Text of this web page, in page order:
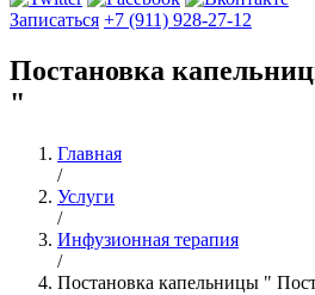
Записаться +7 (911) 928-27-12
Постановка
"
Главная
/
Услуги
/
Инфузионная терапия
/
Постановка капельницы "